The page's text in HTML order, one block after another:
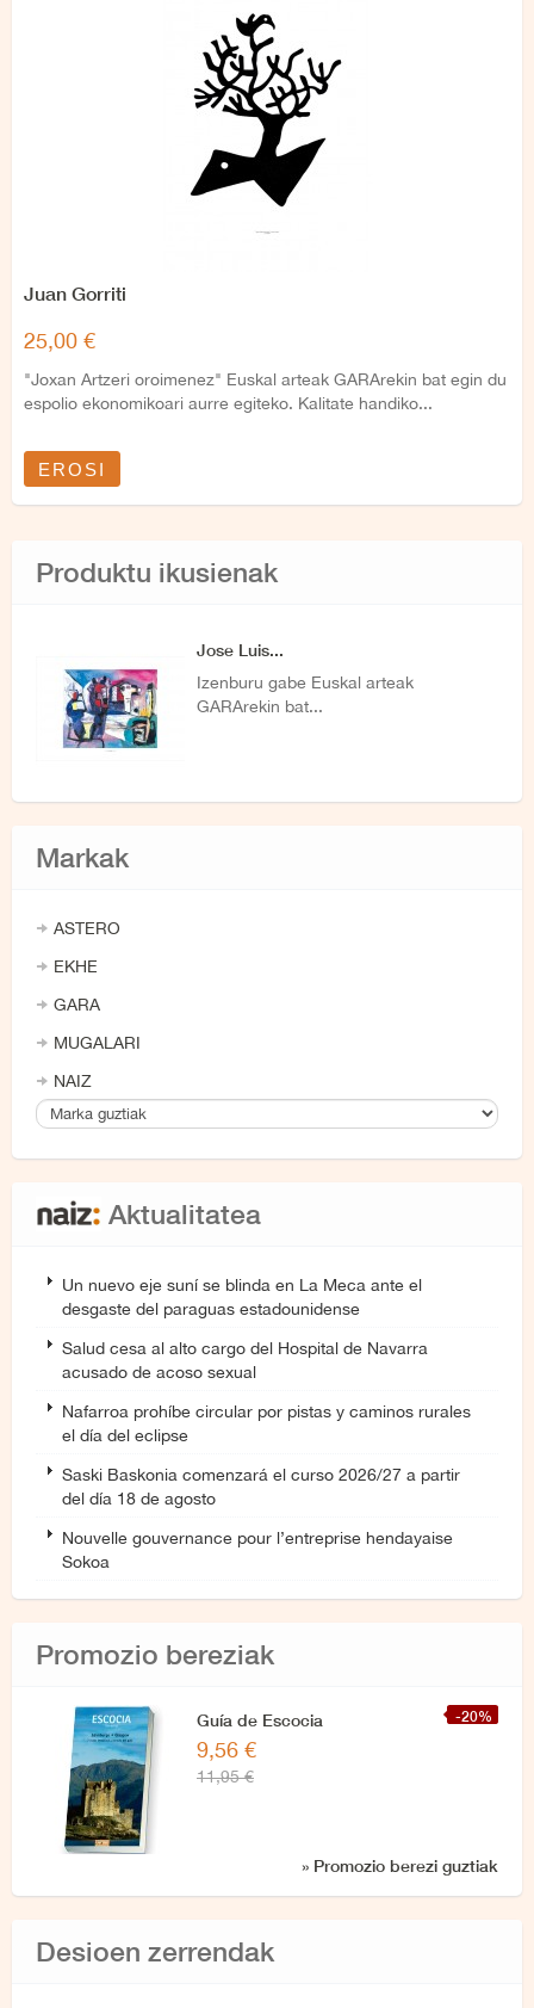
Juan Gorriti
25,00 €
"Joxan Artzeri oroimenez" Euskal arteak GARArekin bat egin du
espolio ekonomikoari aurre egiteko. Kalitate handiko...
EROSI
Produktu ikusienak
Jose Luis...
Izenburu gabe Euskal arteak
GARArekin bat...
Markak
ASTERO
EKHE
GARA
MUGALARI
NAIZ
Aktualitatea
Un nuevo eje suní se blinda en La Meca ante el
desgaste del paraguas estadounidense
Salud cesa al alto cargo del Hospital de Navarra
acusado de acoso sexual
Nafarroa prohíbe circular por pistas y caminos rurales
el día del eclipse
Saski Baskonia comenzará el curso 2026/27 a partir
del día 18 de agosto
Nouvelle gouvernance pour l’entreprise hendayaise
Sokoa
Promozio bereziak
-20%
Guía de Escocia
9,56 €
11,95 €
» Promozio berezi guztiak
Desioen zerrendak